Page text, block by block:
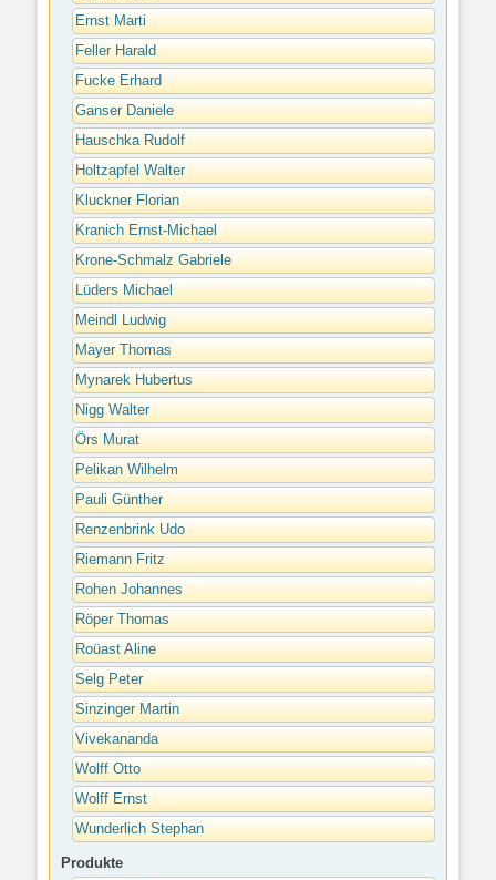
Ernst Marti
Feller Harald
Fucke Erhard
Ganser Daniele
Hauschka Rudolf
Holtzapfel Walter
Kluckner Florian
Kranich Ernst-Michael
Krone-Schmalz Gabriele
Lüders Michael
Meindl Ludwig
Mayer Thomas
Mynarek Hubertus
Nigg Walter
Örs Murat
Pelikan Wilhelm
Pauli Günther
Renzenbrink Udo
Riemann Fritz
Rohen Johannes
Röper Thomas
Roüast Aline
Selg Peter
Sinzinger Martin
Vivekananda
Wolff Otto
Wolff Ernst
Wunderlich Stephan
Produkte